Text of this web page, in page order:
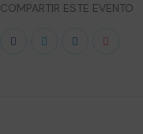
COMPARTIR ESTE EVENTO